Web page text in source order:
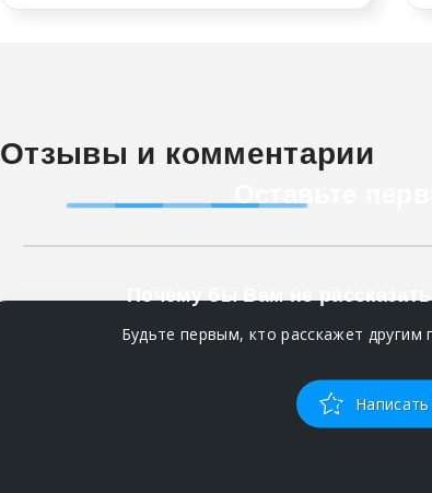
Отзывы и комментарии
Будьте первым, кто расскажет